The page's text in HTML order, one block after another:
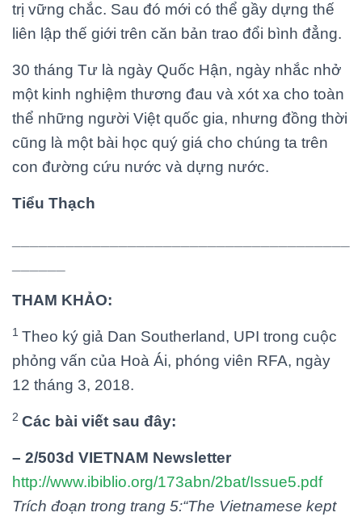
trị vững chắc. Sau đó mới có thể gầy dựng thế
liên lập thế giới trên căn bản trao đổi bình đẳng.
30 tháng Tư là ngày Quốc Hận, ngày nhắc nhở
một kinh nghiệm thương đau và xót xa cho toàn
thể những người Việt quốc gia, nhưng đồng thời
cũng là một bài học quý giá cho chúng ta trên
con đường cứu nước và dựng nước.
Tiểu Thạch
THAM KHẢO:
1 Theo ký giả Dan Southerland, UPI trong cuộc
phỏng vấn của Hoà Ái, phóng viên RFA, ngày
12 tháng 3, 2018.
2 Các bài viết sau đây:
– 2/503d VIETNAM Newsletter
http://www.ibiblio.org/173abn/2bat/Issue5.pdf
Trích đoạn trong trang 5:“The Vietnamese kept